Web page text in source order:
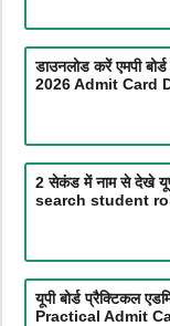
डाउनलोड करें एमपी
2026 Admit Card
2 सेकंड में नाम से देखे
search student
यूपी बोर्ड प्रैक्टिकल
Practical Admit